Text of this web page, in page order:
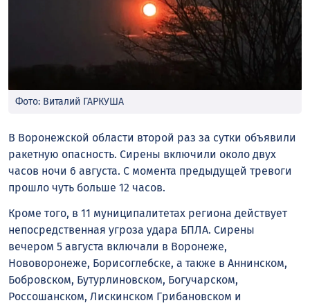
Фото: Виталий ГАРКУША
В Воронежской области второй раз за сутки объявили
ракетную опасность. Сирены включили около двух
часов ночи 6 августа. С момента предыдущей тревоги
прошло чуть больше 12 часов.
Кроме того, в 11 муниципалитетах региона действует
непосредственная угроза удара БПЛА. Сирены
вечером 5 августа включали в Воронеже,
Нововоронеже, Борисоглебске, а также в Аннинском,
Бобровском, Бутурлиновском, Богучарском,
Россошанском, Лискинском Грибановском и